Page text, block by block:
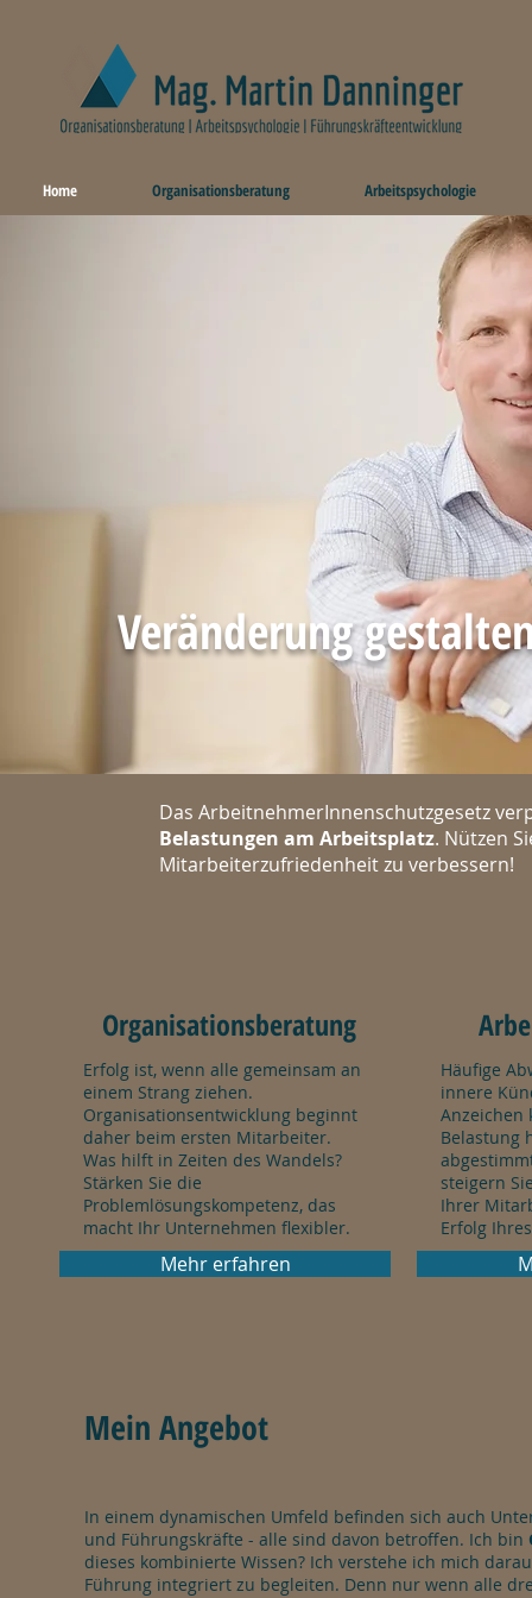
Home Organisationsberatung Arbeitspsychologie
Veränderung
Das ArbeitnehmerInnenschutzgesetz
Belastungen am Arbeitsplatz. Nützen
Mitarbeiterzufriedenheit zu verbessern!
Organisationsberatung
Erfolg ist, wenn alle gemeinsam an
einem Strang ziehen.
Organisationsentwicklung beginnt
daher beim ersten Mitarbeiter.
Was hilft in Zeiten des Wandels?
Stärken Sie die
Problemlösungskompetenz, das
macht Ihr Unternehmen flexibler.
Mehr erfahren
Häufige
innere
Anzeichen
Belastung
steigern
Ihrer
Erfolg
Mein Angebot
In einem dynamischen Umfeld befinden sich auch
und Führungskräfte - alle sind davon betroffen. Ich bin
dieses kombinierte Wissen? Ich verstehe ich mich
Führung integriert zu begleiten. Denn nur wenn alle